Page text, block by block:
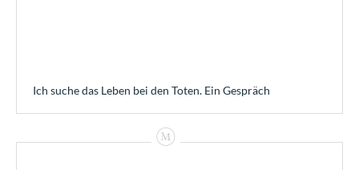
Ich suche das Leben bei den Toten. Ein Gespräch